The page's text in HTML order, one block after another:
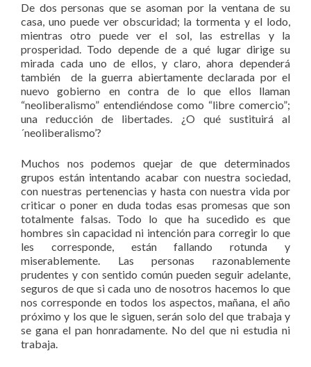
De dos personas que se asoman por la ventana de su
casa, uno puede ver obscuridad; la tormenta y el lodo,
mientras otro puede ver el sol, las estrellas y la
prosperidad. Todo depende de a qué lugar dirige su
mirada cada uno de ellos, y claro, ahora dependerá
también de la guerra abiertamente declarada por el
nuevo gobierno en contra de lo que ellos llaman
“neoliberalismo” entendiéndose como “libre comercio”;
una reducción de libertades. ¿O qué sustituirá al
´neoliberalismo’?
Muchos nos podemos quejar de que determinados
grupos están intentando acabar con nuestra sociedad,
con nuestras pertenencias y hasta con nuestra vida por
criticar o poner en duda todas esas promesas que son
totalmente falsas. Todo lo que ha sucedido es que
hombres sin capacidad ni intención para corregir lo que
les corresponde, están fallando rotunda y
miserablemente. Las personas razonablemente
prudentes y con sentido común pueden seguir adelante,
seguros de que si cada uno de nosotros hacemos lo que
nos corresponde en todos los aspectos, mañana, el año
próximo y los que le siguen, serán solo del que trabaja y
se gana el pan honradamente. No del que ni estudia ni
trabaja.